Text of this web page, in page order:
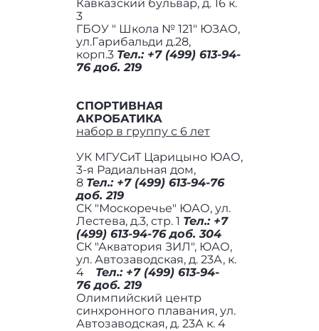
Кавказский бульвар, д. 16 к.
3
ГБОУ " Школа № 121" ЮЗАО,
ул.Гарибальди д.28,
корп.3 Тел.: +7 (499) 613-94-
76 доб. 219
СПОРТИВНАЯ
АКРОБАТИКА
набор в группу с 6 лет
УК МГУСиТ Царицыно ЮАО,
3-я Радиальная дом,
8 Тел.: +7 (499) 613-94-76
доб. 219
СК "Москоречье" ЮАО, ул.
Лестева, д.3, стр. 1 Тел.: +7
(499) 613-94-76 доб. 304
СК "Акватория ЗИЛ", ЮАО,
ул. Автозаводская, д. 23А, к.
4 Тел.: +7 (499) 613-94-
76 доб. 219
Олимпийский центр
синхронного плавания, ул.
Автозаводская, д. 23А к. 4